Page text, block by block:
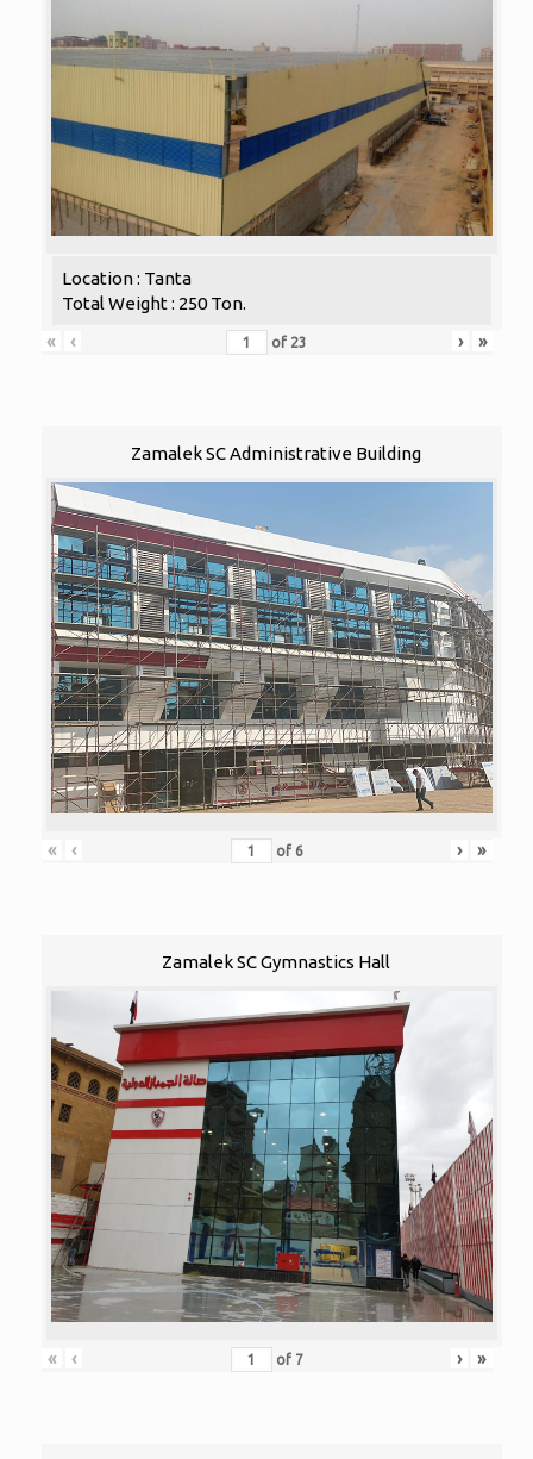
Location : Tanta
Total Weight : 250 Ton.
«
‹ of 23 › »
Zamalek SC Administrative Building
« ‹ of 6 › »
Zamalek SC Gymnastics Hall
« ‹ of 7 › »